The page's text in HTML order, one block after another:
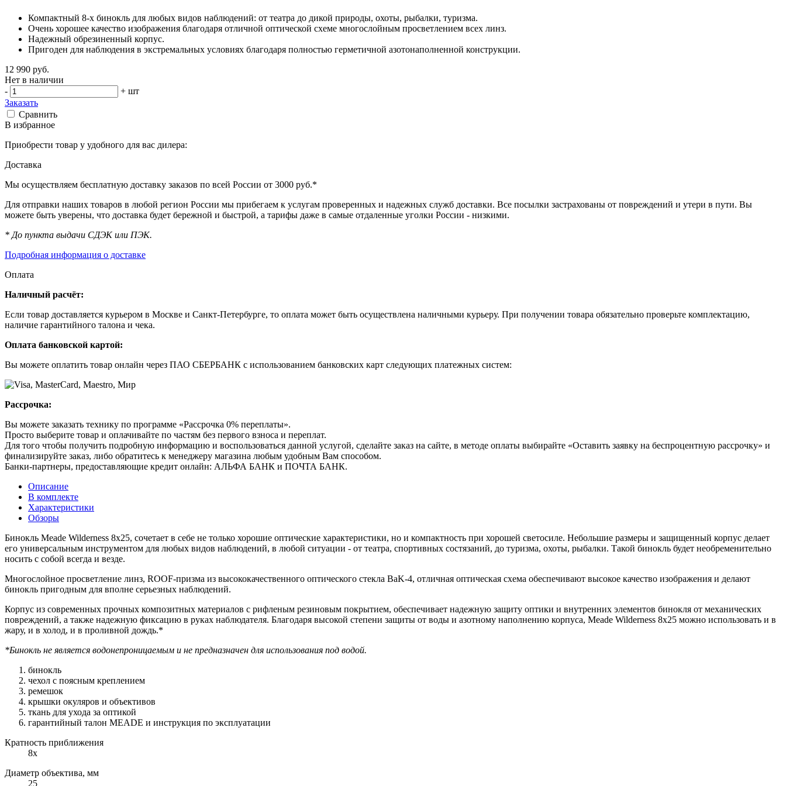
Компактный 8-x бинокль для любых видов наблюдений: от театра до дикой природы, охоты, рыбалки, туризма.
Очень хорошее качество изображения благодаря отличной оптической схеме многослойным просветлением всех линз.
Надежный обрезиненный корпус.
Пригоден для наблюдения в экстремальных условиях благодаря полностью герметичной азотонаполненной конструкции.
12 990 руб.
Нет в наличии
-
+ шт
Заказать
Сравнить
В избранное
Приобрести товар у удобного для вас дилера:
Доставка
Мы осуществляем бесплатную доставку заказов по всей России от 3000 руб.*
Для отправки наших товаров в любой регион России мы прибегаем к услугам проверенных и надежных служб доставки. Все посылки застрахованы от повреждений и утери в пути. Вы
можете быть уверены, что доставка будет бережной и быстрой, а тарифы даже в самые отдаленные уголки России - низкими.
* До пункта выдачи СДЭК или ПЭК.
Подробная информация о доставке
Оплата
Наличный расчёт:
Если товар доставляется курьером в Москве и Санкт-Петербурге, то оплата может быть осуществлена наличными курьеру. При получении товара обязательно проверьте комплектацию,
наличие гарантийного талона и чека.
Оплата банковской картой:
Вы можете оплатить товар онлайн через ПАО СБЕРБАНК с использованием банковских карт следующих платежных систем:
Рассрочка:
Вы можете заказать технику по программе «Рассрочка 0% переплаты».
Просто выберите товар и оплачивайте по частям без первого взноса и переплат.
Для того чтобы получить подробную информацию и воспользоваться данной услугой, сделайте заказ на сайте, в методе оплаты выбирайте «Оставить заявку на беспроцентную рассрочку» и
финализируйте заказ, либо обратитесь к менеджеру магазина любым удобным Вам способом.
Банки-партнеры, предоставляющие кредит онлайн: АЛЬФА БАНК и ПОЧТА БАНК.
Описание
В комплекте
Характеристики
Обзоры
Бинокль Meade Wilderness 8x25, сочетает в себе не только хорошие оптические характеристики, но и компактность при хорошей светосиле. Небольшие размеры и защищенный корпус делает
его универсальным инструментом для любых видов наблюдений, в любой ситуации - от театра, спортивных состязаний, до туризма, охоты, рыбалки. Такой бинокль будет необременительно
носить с собой всегда и везде.
Многослойное просветление линз, ROOF-призма из высококачественного оптического стекла BaK-4, отличная оптическая схема обеспечивают высокое качество изображения и делают
бинокль пригодным для вполне серьезных наблюдений.
Корпус из современных прочных композитных материалов с рифленым резиновым покрытием, обеспечивает надежную защиту оптики и внутренних элементов бинокля от механических
повреждений, а также надежную фиксацию в руках наблюдателя. Благодаря высокой степени защиты от воды и азотному наполнению корпуса, Meade Wilderness 8x25 можно использовать и в
жару, и в холод, и в проливной дождь.*
*Бинокль не является водонепроницаемым и не предназначен для использования под водой.
бинокль
чехол с поясным креплением
ремешок
крышки окуляров и объективов
ткань для ухода за оптикой
гарантийный талон MEADE и инструкция по эксплуатации
Кратность приближения
8x
Диаметр объектива, мм
25